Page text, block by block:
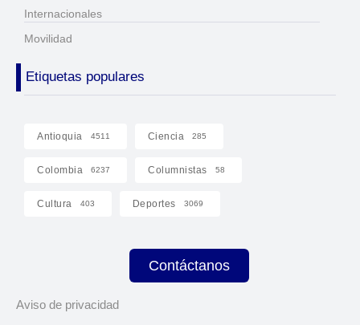
Internacionales
Movilidad
Etiquetas populares
Antioquia 4511 Ciencia 285
Colombia 6237 Columnistas 58
Cultura 403 Deportes 3069
Contáctanos
Aviso de privacidad